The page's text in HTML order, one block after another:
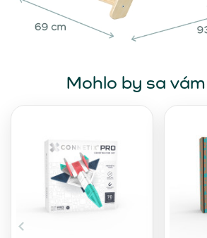
Mohlo by sa